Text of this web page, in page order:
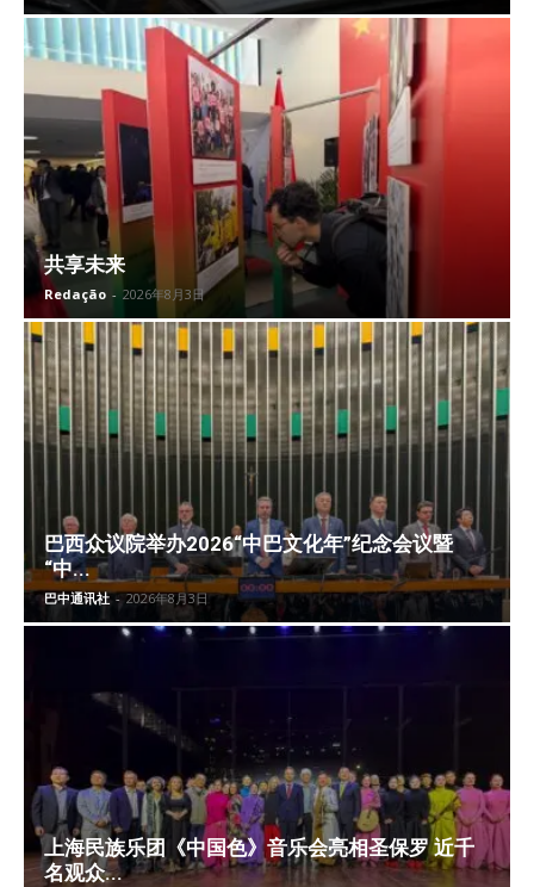
共享未来
Redação - 2026年8月3日
巴西众议院举办2026“中巴文化年”纪念会议暨
“中...
巴中通讯社 - 2026年8月3日
上海民族乐团《中国色》音乐会亮相圣保罗 近千
名观众...